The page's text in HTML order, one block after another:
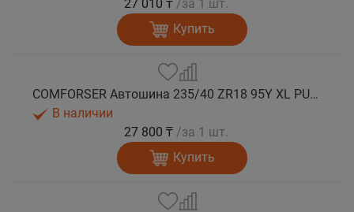
27 010 ₸ /за 1 шт.
Купить
COMFORSER Автошина 235/40 ZR18 95Y XL PURESPEED лето
В наличии
27 800 ₸ /за 1 шт.
Купить